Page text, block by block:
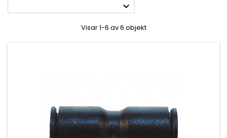

Visar 1-6 av 6 objekt